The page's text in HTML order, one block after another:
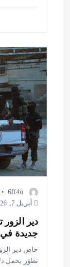
6ff4o
أبريل 7, 2026
دير
جديدة
خاص دير
تطوّر يحمل